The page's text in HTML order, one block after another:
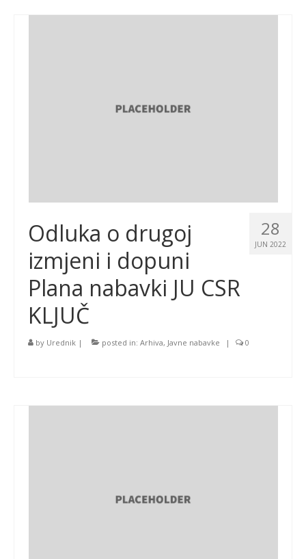
28
JUN 2022
Odluka o drugoj
izmjeni i dopuni
Plana nabavki JU CSR
KLJUČ
by Urednik | posted in: Arhiva, Javne nabavke | 0